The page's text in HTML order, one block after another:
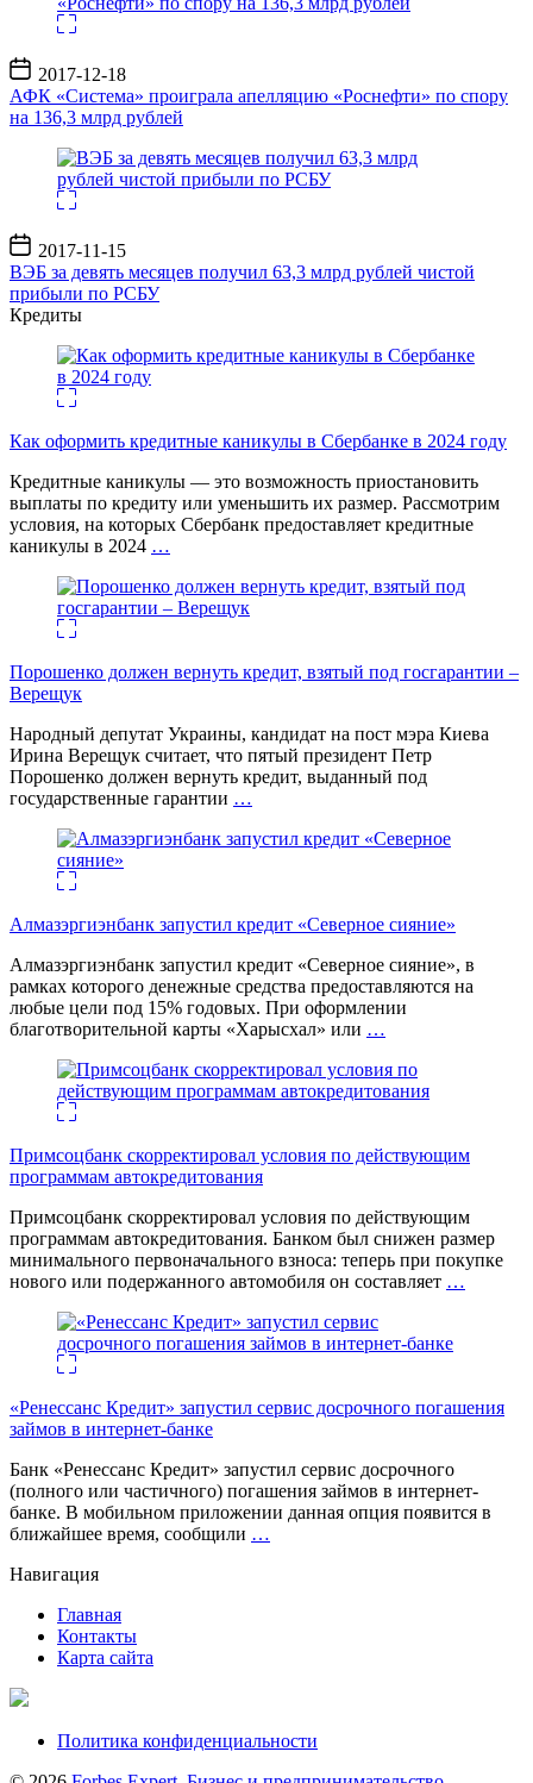
Дата
записи
2017-12-18
АФК «Система» проиграла апелляцию «Роснефти» по спору
на 136,3 млрд рублей
Дата
записи
2017-11-15
ВЭБ за девять месяцев получил 63,3 млрд рублей чистой
прибыли по РСБУ
Кредиты
Как оформить кредитные каникулы в Сбербанке в 2024 году
Кредитные каникулы — это возможность приостановить
выплаты по кредиту или уменьшить их размер. Рассмотрим
условия, на которых Сбербанк предоставляет кредитные
каникулы в 2024 …
Порошенко должен вернуть кредит, взятый под госгарантии –
Верещук
Народный депутат Украины, кандидат на пост мэра Киева
Ирина Верещук считает, что пятый президент Петр
Порошенко должен вернуть кредит, выданный под
государственные гарантии …
Алмазэргиэнбанк запустил кредит «Северное сияние»
Алмазэргиэнбанк запустил кредит «Северное сияние», в
рамках которого денежные средства предоставляются на
любые цели под 15% годовых. При оформлении
благотворительной карты «Харысхал» или …
Примсоцбанк скорректировал условия по действующим
программам автокредитования
Примсоцбанк скорректировал условия по действующим
программам автокредитования. Банком был снижен размер
минимального первоначального взноса: теперь при покупке
нового или подержанного автомобиля он составляет …
«Ренессанс Кредит» запустил сервис досрочного погашения
займов в интернет-банке
Банк «Ренессанс Кредит» запустил сервис досрочного
(полного или частичного) погашения займов в интернет-
банке. В мобильном приложении данная опция появится в
ближайшее время, сообщили …
Навигация
Главная
Контакты
Карта сайта
Политика конфиденциальности